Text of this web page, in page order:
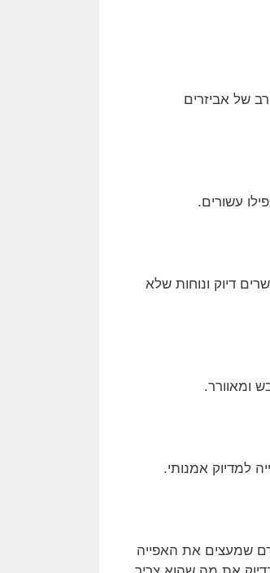
של אביזרים
עשורים.
דיוק ונוחות שלא
ומאוורר.
למדיוק אמנותי.
שמעצים את האפייה